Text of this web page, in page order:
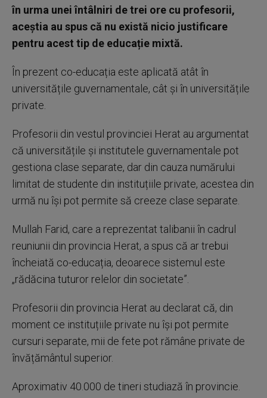
în urma unei întâlniri de trei ore cu profesorii,
aceștia au spus că nu există nicio justificare
pentru acest tip de educație mixtă.
În prezent co-educația este aplicată atât în ​​
universitățile guvernamentale, cât și în universitățile
private.
Profesorii din vestul provinciei Herat au argumentat
că universitățile și institutele guvernamentale pot
gestiona clase separate, dar din cauza numărului
limitat de studente din instituțiile private, acestea din
urmă nu își pot permite să creeze clase separate.
Mullah Farid, care a reprezentat talibanii în cadrul
reuniunii din provincia Herat, a spus că ar trebui
încheiată co-educația, deoarece sistemul este
„rădăcina tuturor relelor din societate”.
Profesorii din provincia Herat au declarat că, din
moment ce instituțiile private nu își pot permite
cursuri separate, mii de fete pot rămâne private de
învățământul superior.
Aproximativ 40.000 de tineri studiază în provincie.